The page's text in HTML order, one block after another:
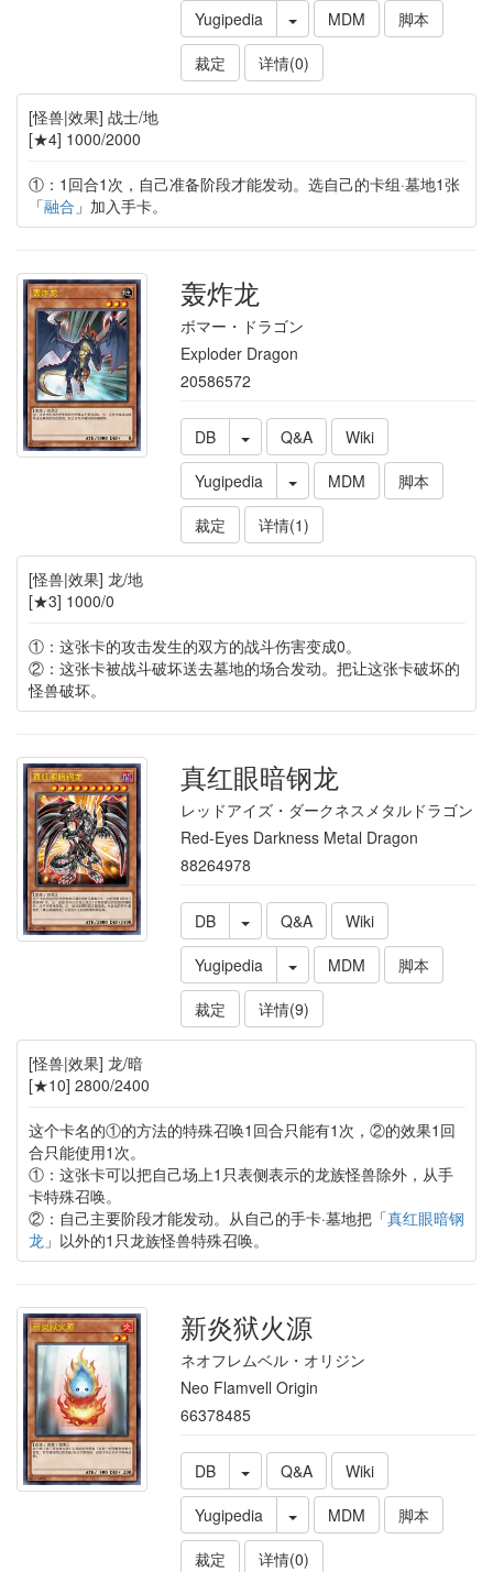
Yugipedia MDM
脚本
裁定
详情(0)
[怪兽|效果] 战士/地
[★4] 1000/2000
①：1回合1次，自己准备阶段才能发动。选自己的卡组·墓地1张
「融合 」加入手卡。
轰炸龙
ボマー・ドラゴン
Exploder Dragon
20586572
DB Q&A
Wiki
Yugipedia
MDM
脚本
裁定
详情(1)
[怪兽|效果] 龙/地
[★3] 1000/0
①：这张卡的攻击发生的双方的战斗伤害变成0。
②：这张卡被战斗破坏送去墓地的场合发动。把让这张卡破坏的
怪兽破坏。
真红眼暗钢龙
レッドアイズ・ダークネスメタルドラゴン
Red-Eyes Darkness Metal Dragon
88264978
DB Q&A
Wiki
Yugipedia
MDM
脚本
裁定
详情(9)
[怪兽|效果] 龙/暗
[★10] 2800/2400
这个卡名的①的方法的特殊召唤1回合只能有1次，②的效果1回
合只能使用1次。
①：这张卡可以把自己场上1只表侧表示的龙族怪兽除外，从手
卡特殊召唤。
②：自己主要阶段才能发动。从自己的手卡·墓地把「真红眼暗钢
龙 」以外的1只龙族怪兽特殊召唤。
新炎狱火源
ネオフレムベル・オリジン
Neo Flamvell Origin
66378485
DB Q&A
Wiki
Yugipedia
MDM
脚本
裁定
详情(0)